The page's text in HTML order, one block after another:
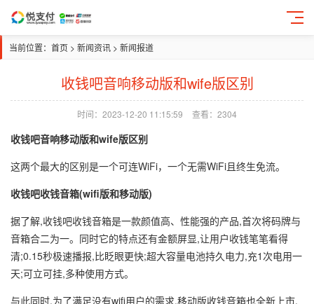
当前位置： 首页 > 新闻资讯 > 新闻报道
收钱吧音响移动版和wife版区别
时间：2023-12-20 11:15:59 查看：2304
收钱吧音响移动版和wife版区别
这两个最大的区别是一个可连WiFi，一个无需WiFi且终生免流。
收钱吧收钱音箱(wifi版和移动版)
据了解,收钱吧收钱音箱是一款颜值高、性能强的产品,首次将码牌与
音箱合二为一。同时它的特点还有金额屏显,让用户收钱笔笔看得
清;0.15秒极速播报,比眨眼更快;超大容量电池持久电力,充1次电用一
天;可立可挂,多种使用方式。
与此同时,为了满足没有wifi用户的需求,移动版收钱音箱也全新上市,